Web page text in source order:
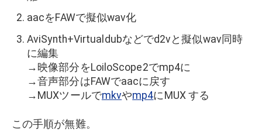
aacをFAWで擬似wav化
AviSynth+Virtualdubなどでd2vと擬似wav同時
に編集
→映像部分をLoiloScope2でmp4に
→音声部分はFAWでaacに戻す
→MUXツールでmkvやmp4にMUX する
この手順が無難。